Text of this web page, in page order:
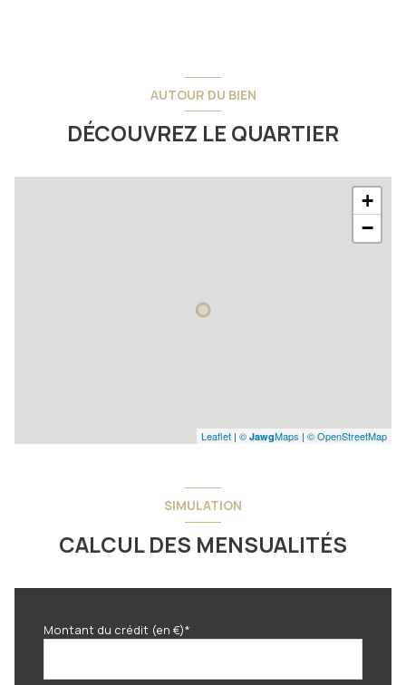
AUTOUR DU BIEN
DÉCOUVREZ LE QUARTIER
+
−
Leaflet | © JawgMaps | © OpenStreetMap
SIMULATION
CALCUL DES MENSUALITÉS
Montant du crédit (en €)*